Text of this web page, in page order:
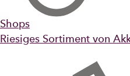
Shops
Riesiges Sortiment von